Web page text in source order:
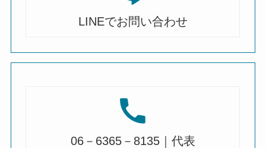
LINEでお問い合わせ
06－6365－8135｜代表